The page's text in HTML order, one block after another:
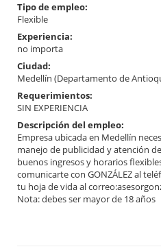
Tipo de empleo:
Flexible
Experiencia:
no importa
Ciudad:
Medellín (Departamento de
Requerimientos:
SIN EXPERIENCIA
Descripción del empleo:
Empresa ubicada en Medellín
manejo de publicidad y atención
buenos ingresos y horarios
comunicarte con GONZÁLEZ al
tu hoja de vida al
Nota: debes ser mayor de 18 años